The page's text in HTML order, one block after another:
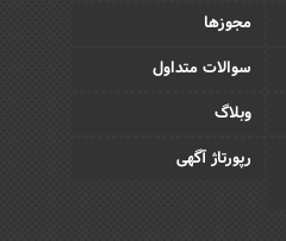
مجوزها
سوالات متداول
وبلاگ
رپورتاژ آگهی